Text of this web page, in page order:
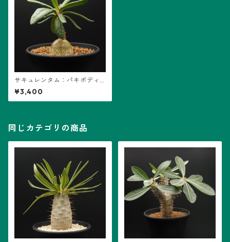
サキュレンタム：パキポディ
ウム属 (B03)
¥3,400
同じカテゴリの商品